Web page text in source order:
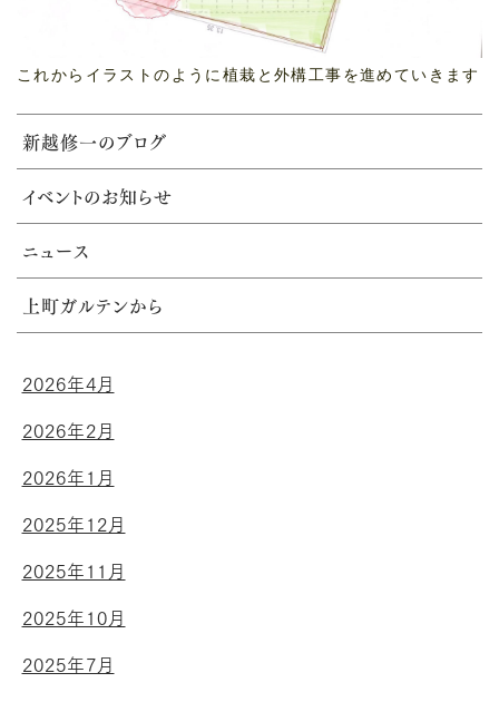
これからイラストのように植栽と外構工事を進めていきます
新越修一のブログ
イベントのお知らせ
ニュース
上町ガルテンから
2026年4月
2026年2月
2026年1月
2025年12月
2025年11月
2025年10月
2025年7月